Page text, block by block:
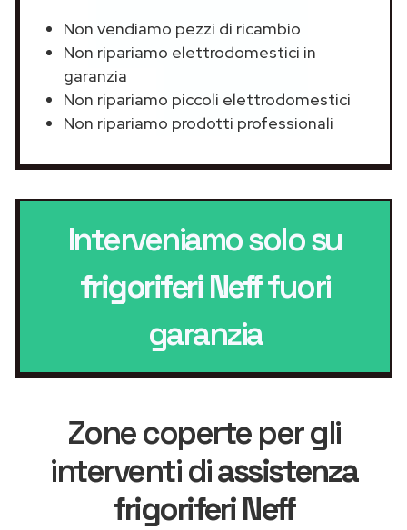
Non vendiamo pezzi di ricambio
Non ripariamo elettrodomestici in
garanzia
Non ripariamo piccoli elettrodomestici
Non ripariamo prodotti professionali
Interveniamo solo su
frigoriferi Nefffuori
garanzia
Zone coperte per gli
interventi diassistenza
frigoriferi Neff